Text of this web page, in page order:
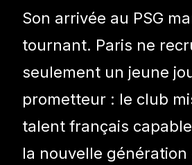
Son arrivée au PSG
tournant. Paris ne
seulement un jeune
prometteur : le club
talent français
la nouvelle génération